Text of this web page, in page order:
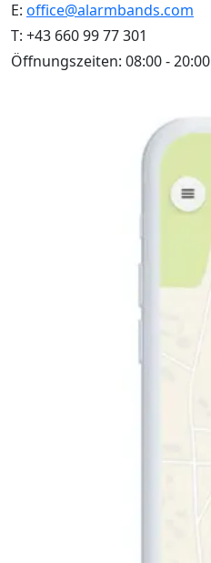
E: office@alarmbands.com
T: +43 660 99 77 301
Öffnungszeiten: 08:00 - 20:00